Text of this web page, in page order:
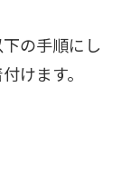
の手順にし
けます。